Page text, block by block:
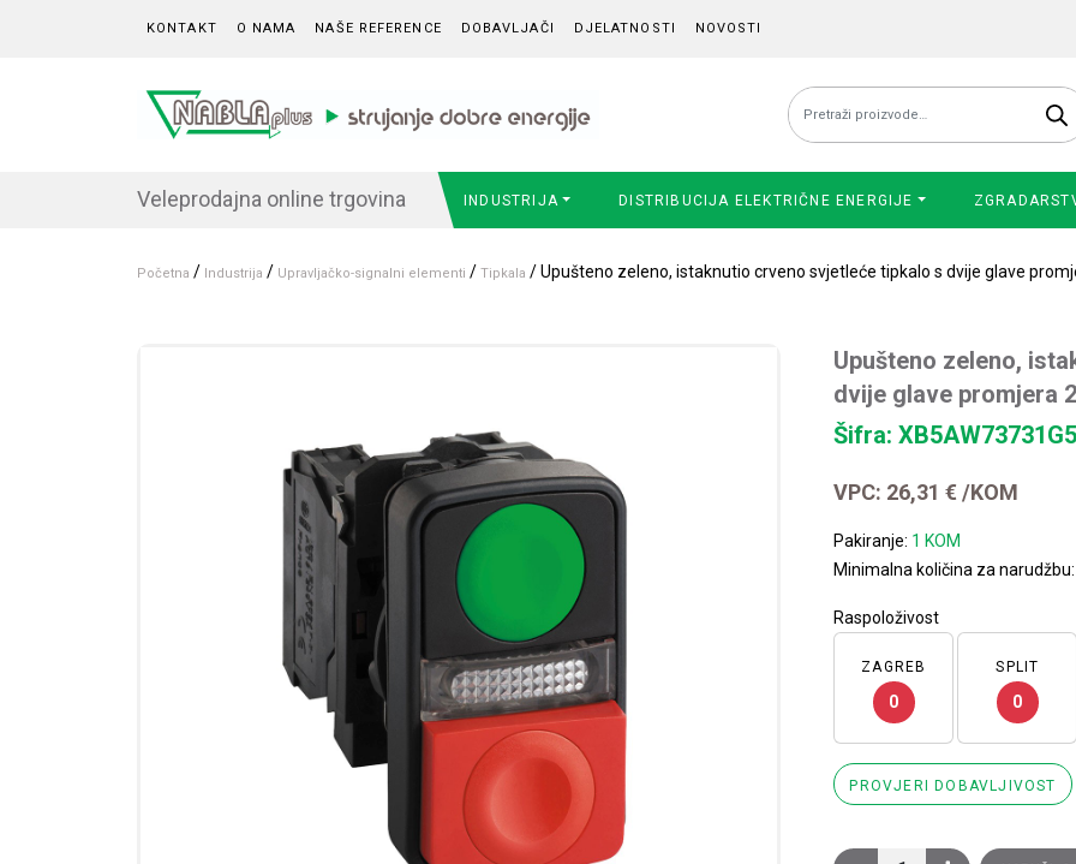
KONTAKT O NAMA NAŠE REFERENCE DOBAVLJAČI DJELATNOSTI NOVOSTI
Pretraži:
Veleprodajna online trgovina INDUSTRIJA DISTRIBUCIJA ELEKTRIČNE ENERGIJE
Početna / Industrija / Upravljačko-signalni elementi / Tipkala / Upušteno zeleno, istaknutio crveno svjetleće tipkalo s dvije glave
Upušteno zeleno,
dvije glave promjera
Šifra: XB5AW73731G5
VPC: 26,31€ /KOM
Pakiranje: 1 KOM
Minimalna količina za narudžbu:
Raspoloživost
ZAGREB
0
SPLIT
0
PROVJERI DOBAVLJIVOST